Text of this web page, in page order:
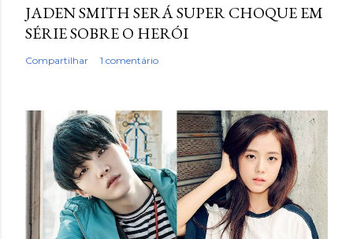
JADEN SMITH SERÁ SUPER CHOQUE EM
SÉRIE SOBRE O HERÓI
Compartilhar 1 comentário